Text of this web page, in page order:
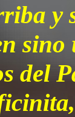
y
sino
del